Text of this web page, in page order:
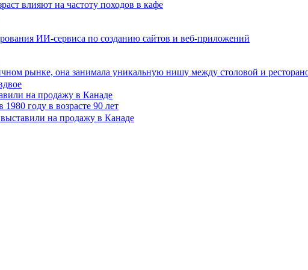
влияют на частоту походов в кафе
ИИ-сервиса по созданию сайтов и веб-приложений
рынке, она занимала уникальную нишу между столовой и
на продажу в Канаде
году в возрасте 90 лет